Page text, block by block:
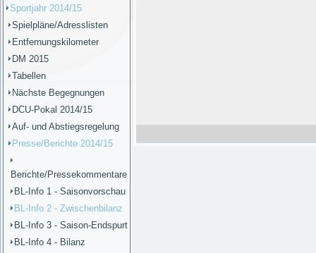
Sportjahr 2014/15
Spielpläne/Adresslisten
Entfernungskilometer
DM 2015
Tabellen
Nächste Begegnungen
DCU-Pokal 2014/15
Auf- und Abstiegsregelung
Presse/Berichte 2014/15
Berichte/Pressekommentare
BL-Info 1 - Saisonvorschau
BL-Info 2 - Zwischenbilanz
BL-Info 3 - Saison-Endspurt
BL-Info 4 - Bilanz